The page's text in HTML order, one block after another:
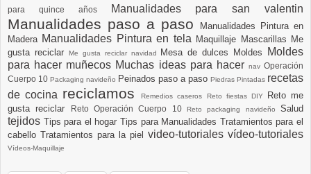
para quince años
Manualidades para san valentin
Manualidades paso a paso
Manualidades Pintura en
Madera Manualidades Pintura en tela Maquillaje Mascarillas Me
gusta reciclar
Me gusta reciclar navidad Mesa de dulces Moldes
Moldes
para hacer muñecos Muchas ideas para hacer nav Operación
Cuerpo 10 Packaging navideño Peinados paso a paso Piedras Pintadas recetas
de cocina reciclamosRemedios caseros Reto fiestas DIY
Reto me
gusta reciclar
Reto Operación Cuerpo 10Reto packaging navideñoSalud
tejidos Tips para el hogarTips para Manualidades Tratamientos para el
cabello Tratamientos para la piel video-tutoriales vídeo-tutoriales
Vídeos-Maquillaje